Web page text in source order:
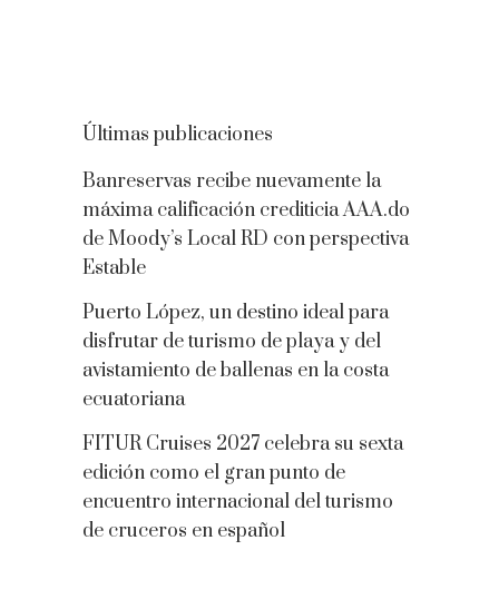
Últimas publicaciones
Banreservas recibe nuevamente la
máxima calificación crediticia AAA.do
de Moody’s Local RD con perspectiva
Estable
Puerto López, un destino ideal para
disfrutar de turismo de playa y del
avistamiento de ballenas en la costa
ecuatoriana
FITUR Cruises 2027 celebra su sexta
edición como el gran punto de
encuentro internacional del turismo
de cruceros en español